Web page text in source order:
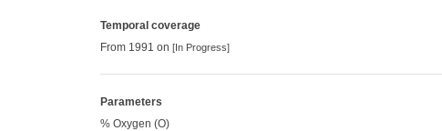
Temporal coverage
From 1991 on [In Progress]
Parameters
% Oxygen (O)